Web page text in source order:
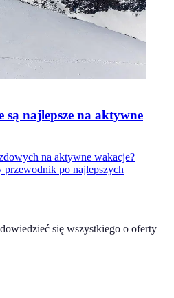
najlepsze na aktywne
na aktywne wakacje?
przewodnik po najlepszych
się wszystkiego o oferty